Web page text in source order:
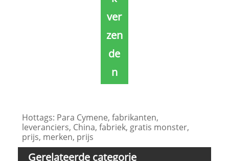
ver
zen
de
n
Hottags: Para Cymene, fabrikanten,
leveranciers, China, fabriek, gratis monster,
prijs, merken, prijs
Gerelateerde categorie